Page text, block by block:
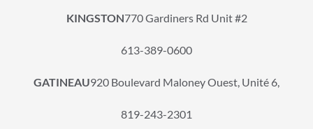
KINGSTON770 Gardiners Rd Unit #2
613-389-0600
GATINEAU920 Boulevard Maloney Ouest, Unité 6,
819-243-2301